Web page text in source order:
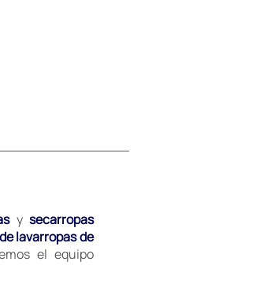
ysecarropas
lavarropas de
el equipo